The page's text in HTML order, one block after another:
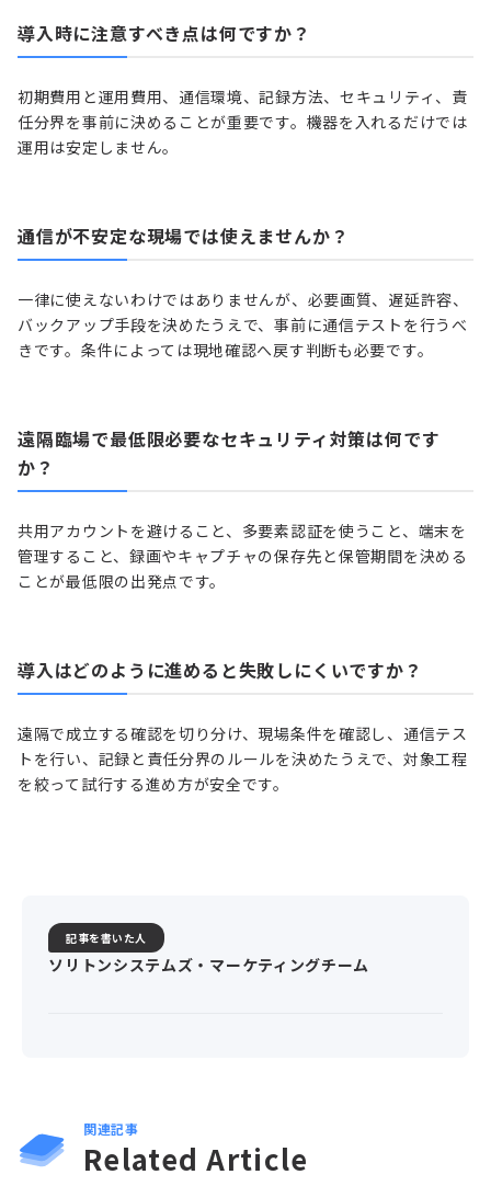
導入時に注意すべき点は何ですか？
初期費用と運用費用、通信環境、記録方法、セキュリティ、責
任分界を事前に決めることが重要です。機器を入れるだけでは
運用は安定しません。
通信が不安定な現場では使えませんか？
一律に使えないわけではありませんが、必要画質、遅延許容、
バックアップ手段を決めたうえで、事前に通信テストを行うべ
きです。条件によっては現地確認へ戻す判断も必要です。
遠隔臨場で最低限必要なセキュリティ対策は何です
か？
共用アカウントを避けること、多要素認証を使うこと、端末を
管理すること、録画やキャプチャの保存先と保管期間を決める
ことが最低限の出発点です。
導入はどのように進めると失敗しにくいですか？
遠隔で成立する確認を切り分け、現場条件を確認し、通信テス
トを行い、記録と責任分界のルールを決めたうえで、対象工程
を絞って試行する進め方が安全です。
記事を書いた人
ソリトンシステムズ・マーケティングチーム
関連記事
Related Article